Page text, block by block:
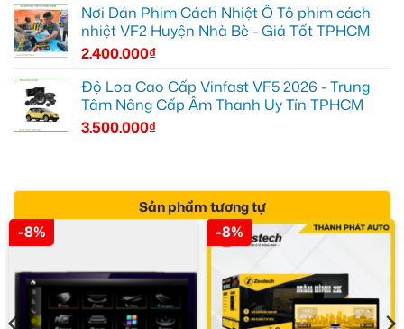
Nơi Dán Phim Cách Nhiệt Ô Tô phim cách
nhiệt VF2 Huyện Nhà Bè - Giá Tốt TPHCM
2.400.000₫
Độ Loa Cao Cấp Vinfast VF5 2026 - Trung
Tâm Nâng Cấp Âm Thanh Uy Tín TPHCM
3.500.000₫
Sản phẩm tương tự
-8% -8%